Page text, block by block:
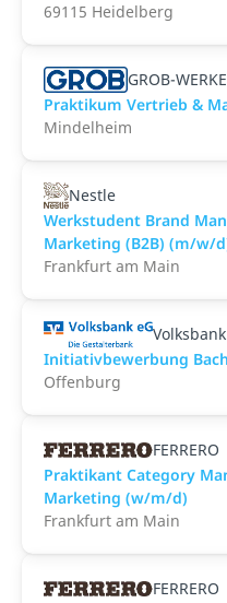
69115 Heidelberg
GROB-
Praktikum Vertrieb &
Mindelheim
Nestle
Werkstudent Brand
Marketing (B2B) (m/w/
Frankfurt am Main
Initiativbewerbung
Offenburg
FERRERO
Praktikant Category
Marketing (w/m/d)
Frankfurt am Main
FERRERO